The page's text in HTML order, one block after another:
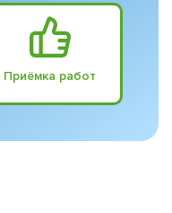
Приёмка работ